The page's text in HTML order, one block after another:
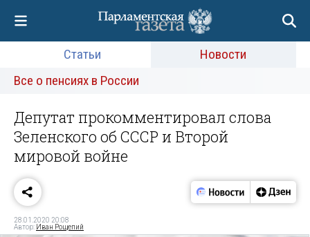
Статьи
Новости
Все о пенсиях в России
Депутат прокомментировал слова
Зеленского об СССР и Второй
мировой войне
28.01.2020 20:08
Автор: Иван Рощепий